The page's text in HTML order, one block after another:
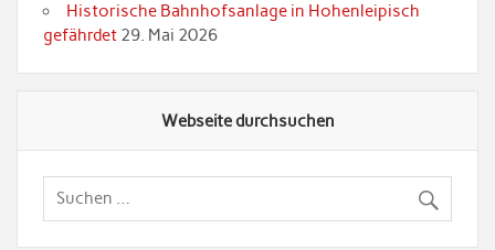
Historische Bahnhofsanlage in Hohenleipisch
gefährdet 29. Mai 2026
Webseite durchsuchen